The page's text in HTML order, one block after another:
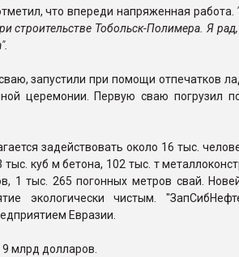
что впереди напряженная работа.
строительстве Тобольск-Полимера. Я рад,
запустили при помощи отпечатков
церемонии. Первую сваю погрузил
задействовать около 16 тыс.
куб м бетона, 102 тыс. т
1 тыс. 265 погонных метров свай.
экологически чистым.
Евразии.
млрд долларов.